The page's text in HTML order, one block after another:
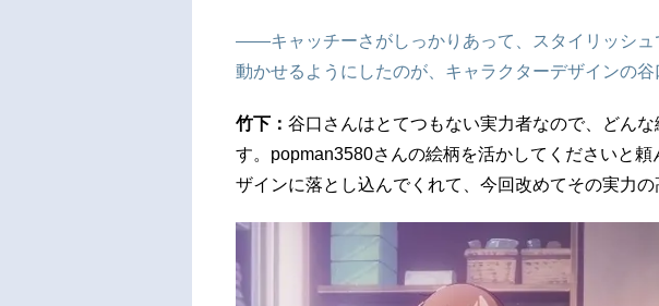
――キャッチーさがしっかりあって、スタイリッシュ
動かせるようにしたのが、キャラクターデザインの谷
竹下： 谷口さんはとてつもない実力者なので、どん
す。popman3580さんの絵柄を活かしてくださいと
ザインに落とし込んでくれて、今回改めてその実力の